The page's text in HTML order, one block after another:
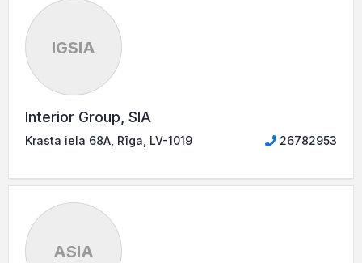
IGSIA
Interior Group, SIA
Krasta iela 68A, Rīga, LV-1019 26782953
ASIA